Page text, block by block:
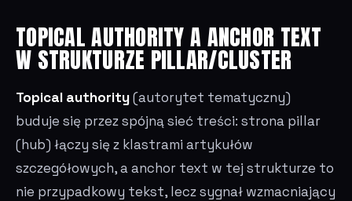
TOPICAL AUTHORITY A ANCHOR TEXT
W STRUKTURZE PILLAR/CLUSTER
Topical authority(autorytet tematyczny)
buduje się przez spójną sieć treści: strona pillar
(hub) łączy się z klastrami artykułów
szczegółowych, a anchor text w tej strukturze to
nie przypadkowy tekst, lecz sygnał wzmacniający